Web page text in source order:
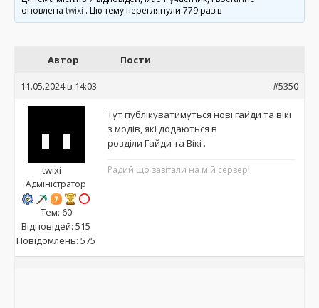
оновлена twixi . Цю тему переглянули 779 разів
Автор Пости
11.05.2024 в 14:03 #5350
twixi
Адміністратор
Тем: 60
Відповідей: 515
Повідомлень: 575
Тут публікуватимуться нові гайди та вікі
з модів, які додаються в
розділи Гайди та Вікі .
Радий що завітали на мій сервер!